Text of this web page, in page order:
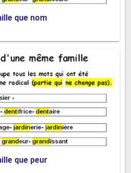
biberon, rot, poupon, layette,
que nom
que peur